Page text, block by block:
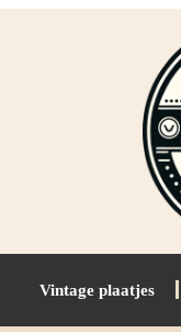
Vintage plaatjes